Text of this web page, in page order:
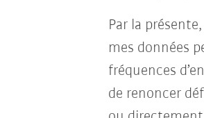
Par la
mes données
fréquences
de renoncer